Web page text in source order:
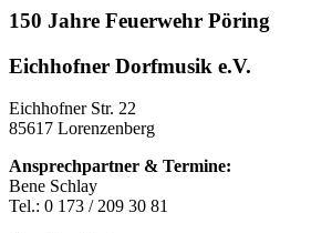
150 Jahre Feuerwehr Pöring
Eichhofner Dorfmusik e.V.
Eichhofner Str. 22
85617 Lorenzenberg
Ansprechpartner & Termine:
Bene Schlay
Tel.: 0 173 / 209 30 81